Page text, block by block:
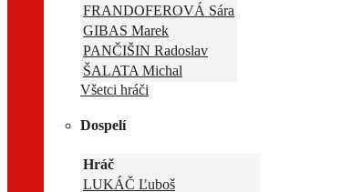
FRANDOFEROVÁ Sára
GIBAS Marek
PANČIŠIN Radoslav
ŠALATA Michal
Všetci hráči
Dospelí
Hráč
LUKÁČ Ľuboš